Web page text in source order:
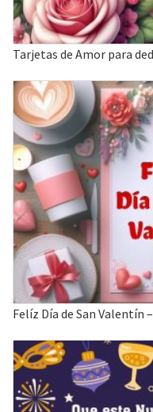
Felíz Día de San Valentín